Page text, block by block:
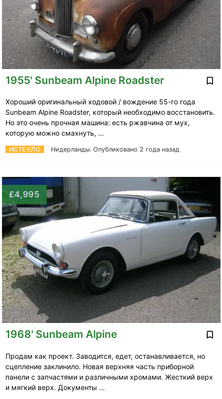
1955' Sunbeam Alpine Roadster
ИСТЕКЛО Нидерланды. Опубликовано 2 года назад
Хороший оригинальный ходовой / вождение 55-го года
Sunbeam Alpine Roadster, который необходимо восстановить.
Но это очень прочная машина: есть ржавчина от мух,
которую можно смахнуть, …
£4,995
1968' Sunbeam Alpine
Продам как проект. Заводится, едет, останавливается, но
сцепление заклинило. Новая верхняя часть приборной
панели с запчастями и различными хромами. Жесткий верх
и мягкий верх. Документы …